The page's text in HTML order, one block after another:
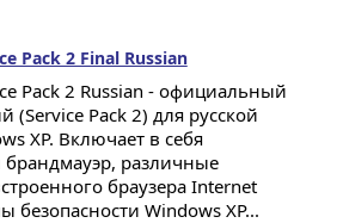
Pack 2 Final Russian
Pack 2 Russian - официальный
(Service Pack 2) для русской
XP. Включает в себя
различные
браузера Internet
безопасности Windows XP...